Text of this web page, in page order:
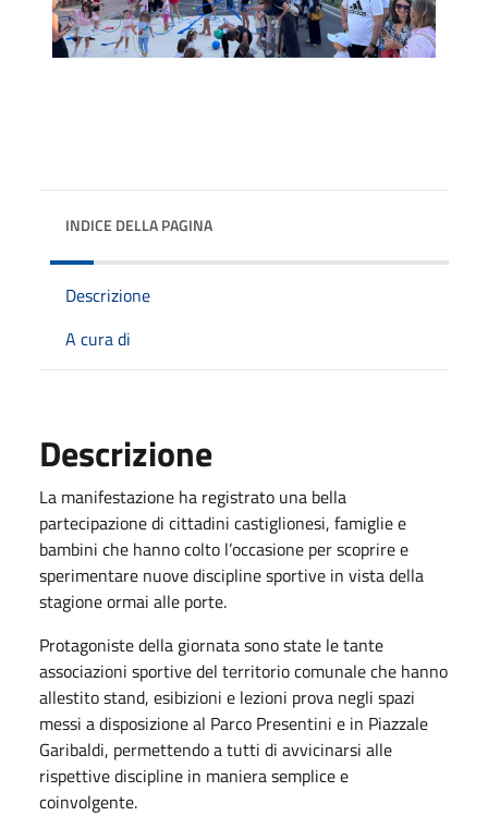
INDICE DELLA PAGINA
Descrizione
A cura di
Descrizione
La manifestazione ha registrato una bella
partecipazione di cittadini castiglionesi, famiglie e
bambini che hanno colto l’occasione per scoprire e
sperimentare nuove discipline sportive in vista della
stagione ormai alle porte.
Protagoniste della giornata sono state le tante
associazioni sportive del territorio comunaleche hanno
allestito stand, esibizioni e lezioni prova negli spazi
messi a disposizione al Parco Presentini e in Piazzale
Garibaldi, permettendo a tutti di avvicinarsi alle
rispettive discipline in maniera semplice e
coinvolgente.